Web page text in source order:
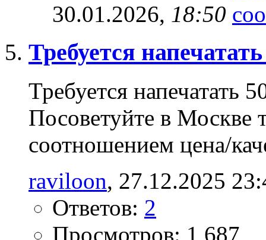
30.01.2026, 18:50
Требуется
Требуется напечатать
Посоветуйте в
соотношением цена/
raviloon‎, 27.12.2025
Ответов: 2
Просмотров: 1,687